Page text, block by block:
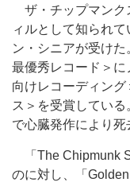
ザ・チップマンク
ィルとして知られ
ン・シニアが受け
最優秀レコード＞
向けレコーディン
ス＞を受賞してい
で心臓発作により死
「The Chipmunk
のに対し、「